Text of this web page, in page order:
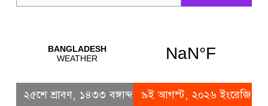
২৫শে শ্রাবণ, ১৪৩৩ বঙ্গাব্দ ৯ই আগস্ট, ২০২৬ ইংরেজি